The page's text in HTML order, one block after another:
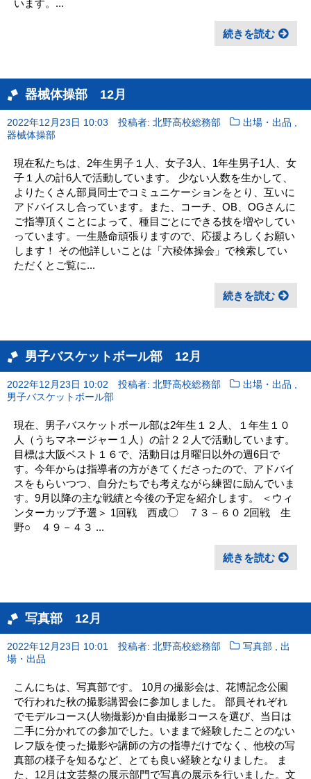
います。...
続きを読む
器械体操部 12月
2022年12月23日 10:03 投稿者: 北野高校総務部 出場・出品
器械体操部
現在私たちは、2年生男子１人、女子3人、1年生男子1人、女
子１人の計6人で活動しています。 少ない人数を生かして、
よりたくさん部員同士でコミュニケーションをとり、互いに
アドバイスし合っています。また、コーチ、OB、OGさんに
ご指導頂くことによって、種目ごとにできる技を増やしてい
っています。一生懸命頑張りますので、応援よろしくお願い
します！ その他詳しいことは「六稜体操会」で検索してい
ただくとご覧に...
続きを読む
男子バスケットボール部 12月
2022年12月23日 10:02 投稿者: 北野高校総務部 出場・出品
男子バスケットボール部
現在、男子バスケットボール部は2年生１２人、１年生１０
人（うちマネージャー１人）の計２２人で活動しています。
目標は大阪ベスト１６で、活動日は月曜日以外の週6日で
す。今年からは指導者の方がきてくださったので、アドバイ
スをもらいつつ、自分たちでも考えながら練習に励んでいま
す。9月以降の主な戦績と今後の予定を紹介します。 ＜ウィ
ンターカップ予選＞ 1回戦 西成〇 ７３－６０ 2回戦 生
野○ ４９－４３ ...
続きを読む
写真部 12月
2022年12月23日 10:01 投稿者: 北野高校総務部 写真部 ,出
場・出品
こんにちは、写真部です。 10月の撮影会は、花博記念公園
で行われた秋の撮影講習会に参加しました。 部員それぞれ
でモデルコース(人物撮影)か自由撮影コースを選び、当日は
二手に分かれての参加でした。いままで経験したことのない
レフ版を使った撮影や講師の方の指導だけでなく、他校の写
真部の様子を知るなど、とても良い経験となりました。 ま
た、12月は文芸祭の展示部門で写真の展示を行いました。文